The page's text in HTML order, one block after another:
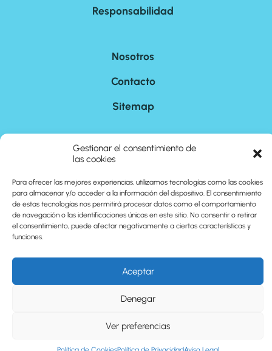
Gestionar el consentimiento de
las cookies
Para ofrecer las mejores experiencias, utilizamos tecnologías como las cookies
para almacenar y/o acceder a la información del dispositivo. El consentimiento
de estas tecnologías nos permitirá procesar datos como el comportamiento
de navegación o las identificaciones únicas en este sitio. No consentir o retirar
el consentimiento, puede afectar negativamente a ciertas características y
funciones.
Aceptar
Denegar
Ver preferencias
Responsabilidad
Nosotros
Contacto
Sitemap
©2026 cuantoson.com